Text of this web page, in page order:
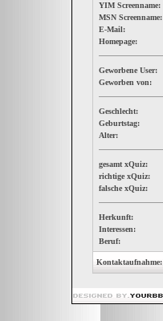
YIM Screenname:
MSN Screenname:
E-Mail:
Homepage:
Geworbene User:
Geworben von:
Geschlecht:
Geburtstag:
Alter:
gesamt xQuiz:
richtige xQuiz:
falsche xQuiz:
Herkunft:
Interessen:
Beruf:
Kontaktaufnahme: